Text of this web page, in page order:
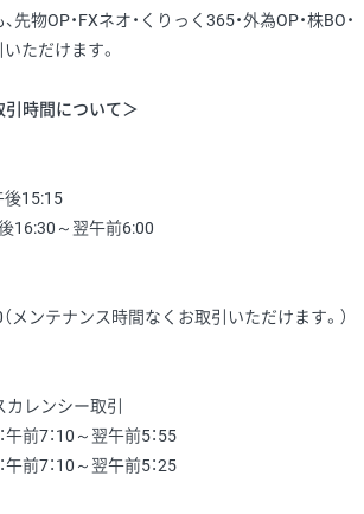
物OP・FXネオ・くりっく365・外為OP・株BO・
ただけます。
時間について＞
後15:15
16:30～翌午前6:00
（メンテナンス時間なくお取引いただけます。）
カレンシー取引
：10～翌午前5：55
前7：10～翌午前5：25